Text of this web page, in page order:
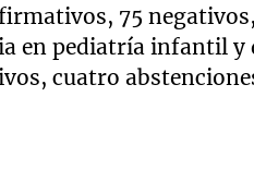
75
en pediatría infantil y
cuatro